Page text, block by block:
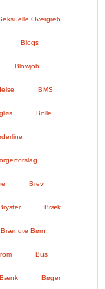
Overgreb
Blogs
Blowjob
BMS
Bolle
Brev
Bræk
Brændte Børn
Bus
Bænk Bøger